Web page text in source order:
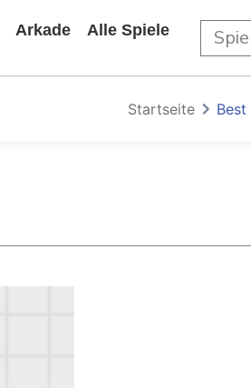
Arkade Alle Spiele
Startseite